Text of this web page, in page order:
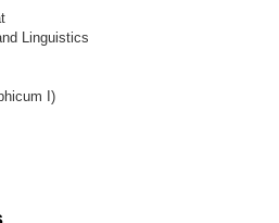
Linguistics
I)